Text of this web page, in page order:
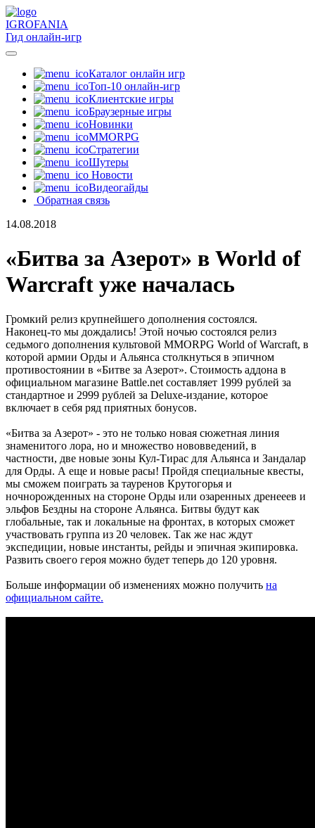
IGROFANIA
Гид онлайн-игр
Каталог онлайн игр
Топ-10 онлайн-игр
Клиентские игры
Браузерные игры
Новинки
MMORPG
Стратегии
Шутеры
Новости
Видеогайды
Обратная связь
14.08.2018
«Битва за Азерот» в World of
Warcraft уже началась
Громкий релиз крупнейшего дополнения состоялся.
Наконец-то мы дождались! Этой ночью состоялся релиз
седьмого дополнения культовой MMORPG World of Warcraft, в
которой армии Орды и Альянса столкнуться в эпичном
противостоянии в «Битве за Азерот». Стоимость аддона в
официальном магазине Battle.net составляет 1999 рублей за
стандартное и 2999 рублей за Deluxe-издание, которое
включает в себя ряд приятных бонусов.
«Битва за Азерот» - это не только новая сюжетная линия
знаменитого лора, но и множество нововведений, в
частности, две новые зоны Кул-Тирас для Альянса и Зандалар
для Орды. А еще и новые расы! Пройдя специальные квесты,
мы сможем поиграть за тауренов Крутогорья и
ночнорожденных на стороне Орды или озаренных дренееев и
эльфов Бездны на стороне Альянса. Битвы будут как
глобальные, так и локальные на фронтах, в которых сможет
участвовать группа из 20 человек. Так же нас ждут
экспедиции, новые инстанты, рейды и эпичная экипировка.
Развить своего героя можно будет теперь до 120 уровня.
Больше информации об изменениях можно получить на
официальном сайте.